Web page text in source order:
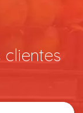
clientes